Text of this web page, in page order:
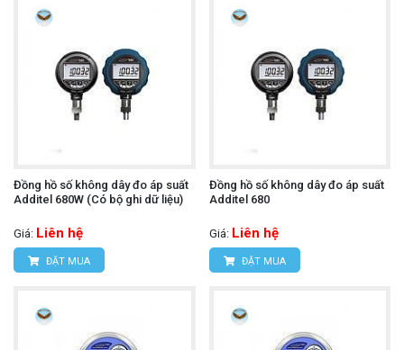
Đồng hồ số không dây đo áp suất
Additel 680W (Có bộ ghi dữ liệu)
Giá: Liên hệ
ĐẶT MUA
Đồng hồ số không dây đo áp suất
Additel 680
Giá: Liên hệ
ĐẶT MUA